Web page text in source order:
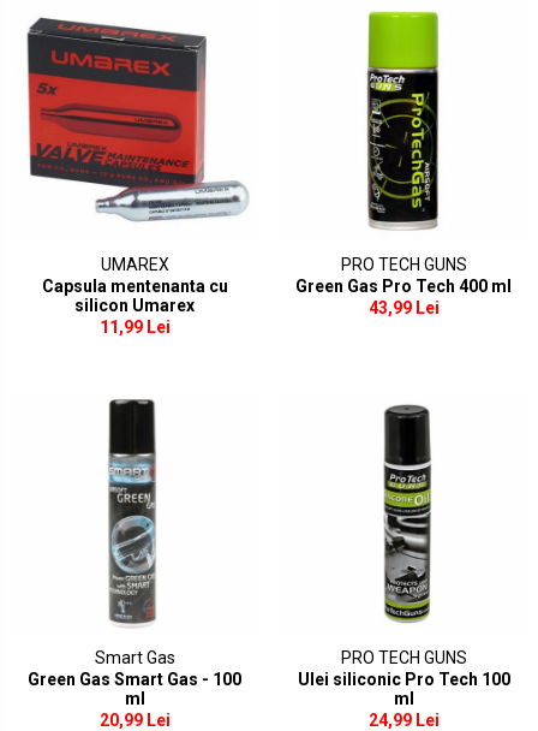
UMAREX
Capsula mentenanta cu
silicon Umarex
11,99 Lei
PRO TECH GUNS
Green Gas Pro Tech 400 ml
43,99 Lei
Smart Gas
Green Gas Smart Gas - 100
ml
20,99 Lei
PRO TECH GUNS
Ulei siliconic Pro Tech 100
ml
24,99 Lei